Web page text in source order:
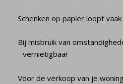
Schenken op papier loopt
Bij misbruik van
vernietigbaar
Voor de verkoop van je